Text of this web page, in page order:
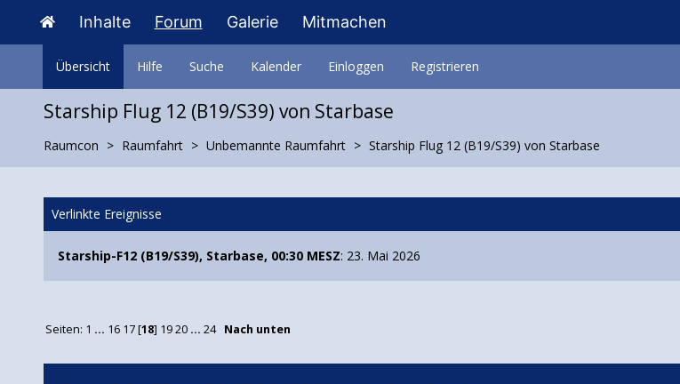
Inhalte Forum Galerie Mitmachen
Übersicht Hilfe Suche Kalender Einloggen Registrieren
Starship Flug 12 (B19/S39) von Starbase
Raumcon Raumfahrt Unbemannte Raumfahrt Starship Flug 12 (B19/S39) von Starbase
Verlinkte Ereignisse
Starship-F12 (B19/S39), Starbase, 00:30 MESZ: 23. Mai 2026
Seiten: 1 ... 16 17[18] 1920 ...24 Nach unten